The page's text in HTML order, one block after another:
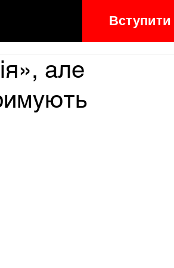
Вступити
але